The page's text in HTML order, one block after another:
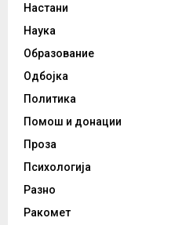
Настани
Наука
Образование
Одбојка
Политика
Помош и донации
Проза
Психологија
Разно
Ракомет